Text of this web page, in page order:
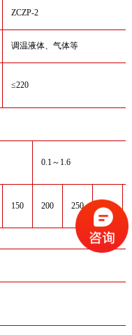
ZCZP-2
调温液体、气体等
≤220
0.1～1.6
150 200 250 300